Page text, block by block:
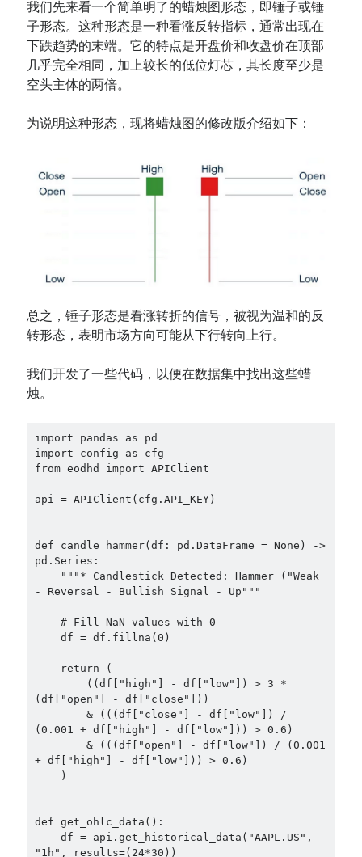
我们先来看一个简单明了的蜡烛图形态，即锤子或锤
子形态。这种形态是一种看涨反转指标，通常出现在
下跌趋势的末端。它的特点是开盘价和收盘价在顶部
几乎完全相同，加上较长的低位灯芯，其长度至少是
空头主体的两倍。
为说明这种形态，现将蜡烛图的修改版介绍如下：
总之，锤子形态是看涨转折的信号，被视为温和的反
转形态，表明市场方向可能从下行转向上行。
我们开发了一些代码，以便在数据集中找出这些蜡
烛。
import pandas as pd
import config as cfg
from eodhd import APIClient
api = APIClient(cfg.API_KEY)
def candle_hammer(df: pd.DataFrame = None) ->
pd.Series:
- Reversal - Bullish Signal - Up"""
(df["open"] - df["close"]))
(0.001 + df["high"] - df["low"])) > 0.6)
+ df["high"] - df["low"])) > 0.6)
def get_ohlc_data():
"1h", results=(24*30))